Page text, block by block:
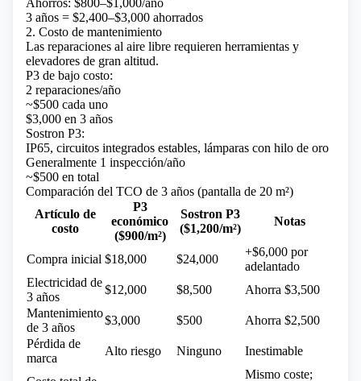
Ahorros: $800–$1,000/año
3 años = $2,400–$3,000 ahorrados
2. Costo de mantenimiento
Las reparaciones al aire libre requieren herramientas y
elevadores de gran altitud.
P3 de bajo costo:
2 reparaciones/año
~$500 cada uno
$3,000 en 3 años
Sostron P3:
IP65, circuitos integrados estables, lámparas con hilo de oro
Generalmente 1 inspección/año
~$500 en total
Comparación del TCO de 3 años (pantalla de 20 m²)
Artículo de
costo
P3
económico
($900/m²)
Sostron P3
($1,200/m²)
Notas
Compra inicial $18,000 $24,000
+$6,000 por
adelantado
Electricidad de
3 años
$12,000 $8,500
Ahorra $3,500
Mantenimiento
de 3 años
$3,000 $500
Ahorra $2,500
Pérdida de
marca
Alto riesgo Ninguno Inestimable
Mismo coste;